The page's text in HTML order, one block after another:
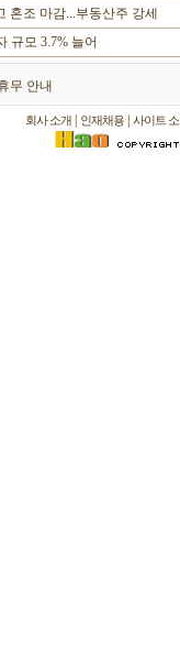
혼조 마감...부동산주 강세
규모 3.7% 늘어
무 안내
안내
회사 소개 인재채용 사이트